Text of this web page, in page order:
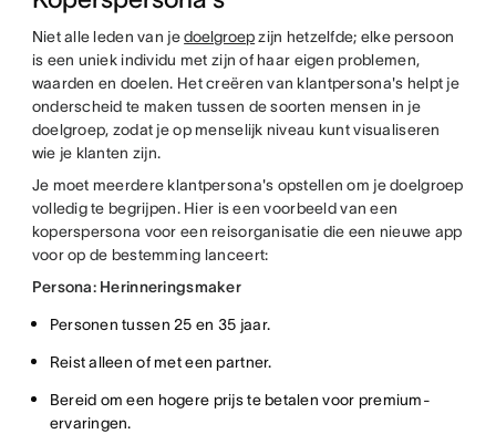
Niet alle leden van jedoelgroepzijn hetzelfde; elke persoon
is een uniek individu met zijn of haar eigen problemen,
waarden en doelen. Het creëren van klantpersona's helpt je
onderscheid te maken tussen de soorten mensen in je
doelgroep, zodat je op menselijk niveau kunt visualiseren
wie je klanten zijn.
Je moet meerdere klantpersona's opstellen om je doelgroep
volledig te begrijpen. Hier is een voorbeeld van een
koperspersona voor een reisorganisatie die een nieuwe app
voor op de bestemming lanceert:
Persona: Herinneringsmaker
Personen tussen 25 en 35 jaar.
Reist alleen of met een partner.
Bereid om een hogere prijs te betalen voor premium-
ervaringen.